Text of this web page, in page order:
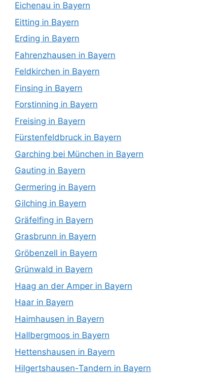
Eichenau in Bayern
Eitting in Bayern
Erding in Bayern
Fahrenzhausen in Bayern
Feldkirchen in Bayern
Finsing in Bayern
Forstinning in Bayern
Freising in Bayern
Fürstenfeldbruck in Bayern
Garching bei München in Bayern
Gauting in Bayern
Germering in Bayern
Gilching in Bayern
Gräfelfing in Bayern
Grasbrunn in Bayern
Gröbenzell in Bayern
Grünwald in Bayern
Haag an der Amper in Bayern
Haar in Bayern
Haimhausen in Bayern
Hallbergmoos in Bayern
Hettenshausen in Bayern
Hilgertshausen-Tandern in Bayern